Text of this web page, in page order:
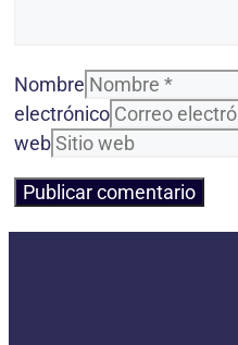
Nombre
electrónico
web